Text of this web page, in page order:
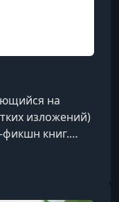
на
изложений)
книг.
бывшим
Иванов и